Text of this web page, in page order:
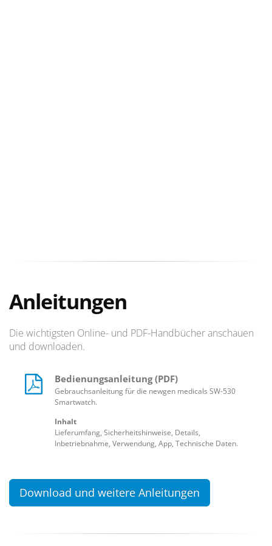
Anleitungen
Die wichtigsten Online- und PDF-Handbücher anschauen
und downloaden.
Bedienungsanleitung (PDF)
Gebrauchsanleitung für die newgen medicals SW-530
Smartwatch.
Inhalt
Lieferumfang, Sicherheitshinweise, Details,
Inbetriebnahme, Verwendung, App, Technische Daten.
Download und weitere Anleitungen